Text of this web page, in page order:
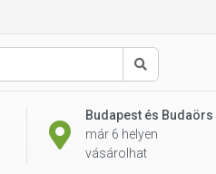
Keresés
Budapest és Budaörs
már 6 helyen
vásárolhat